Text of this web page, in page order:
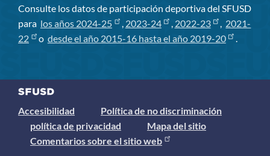
Consulte los datos de participación deportiva del SFUSD
para los años 2024-25 , 2023-24 , 2022-23 , 2021-
22
o desde el año 2015-16 hasta el año 2019-20 .
Accesibilidad
Política de no discriminación
política de privacidad
Mapa del sitio
Comentarios sobre el sitio web